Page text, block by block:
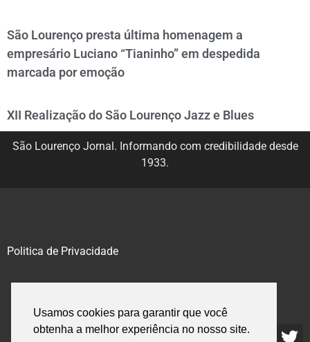
Usamos cookies para garantir que você
obtenha a melhor experiência no nosso site.
São Lourenço presta última homenagem a
empresário Luciano “Tianinho” em despedida
marcada por emoção
XII Realização do São Lourenço Jazz e Blues
São Lourenço Jornal. Informando com credibilidade desde
1933.
Politica de Privacidade